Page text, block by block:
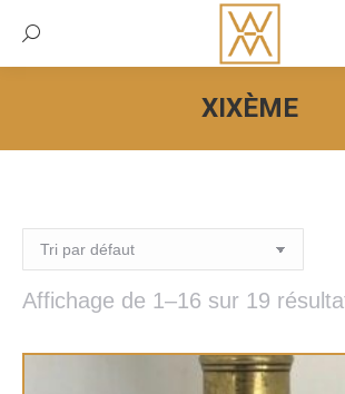
Recherche:
XIXÈME
Vous
Affichage de 1–16 sur 19